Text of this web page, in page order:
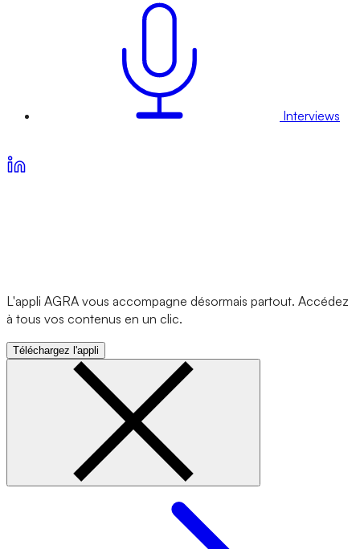
Interviews
L'appli AGRA vous accompagne désormais partout. Accédez
à tous vos contenus en un clic.
Téléchargez l'appli